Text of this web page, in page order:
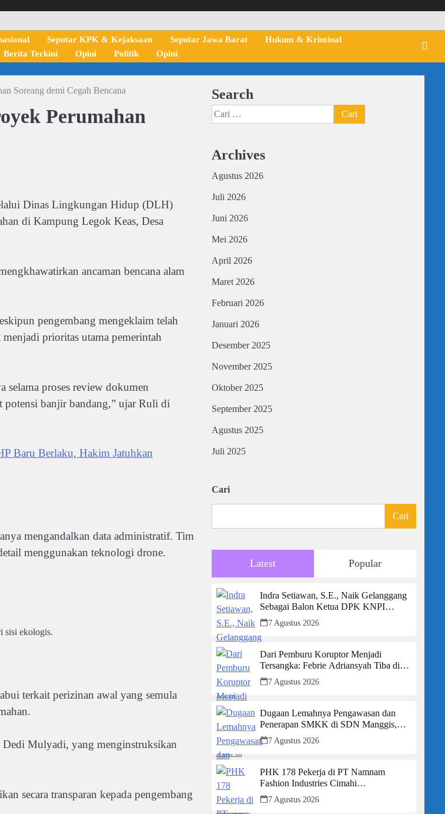
Seputar KPK & Kejaksaan Seputar Jawa Barat
Hukum & Kriminal
Berita Terkini Opini Politik Opini
Soreang demi Cegah Bencana
Perumahan
Dinas Lingkungan Hidup (DLH)
di Kampung Legok Keas, Desa
ancaman bencana alam
pengembang mengeklaim telah
prioritas utama pemerintah
selama proses review dokumen
potensi banjir bandang,” ujar Ruli di
Baru Berlaku, Hakim Jatuhkan
mengandalkan data administratif. Tim
menggunakan teknologi drone.
sisi ekologis.
terkait perizinan awal yang semula
Mulyadi, yang menginstruksikan
secara transparan kepada pengembang
Search
Cari
untuk:
Archives
Agustus 2026
Juli 2026
Juni 2026
Mei 2026
April 2026
Maret 2026
Februari 2026
Januari 2026
Desember 2025
November 2025
Oktober 2025
September 2025
Agustus 2025
Juli 2025
Cari
Cari
Latest Popular
Indra Setiawan, S.E., Naik Gelanggang
Sebagai Balon Ketua DPK KNPI
Kecamatan Ciambar
7 Agustus 2026
Dari Pemburu Koruptor Menjadi
Tersangka: Febrie Adriansyah Tiba di
Kejagung Berborgol, Bawa Map Biru
dan Senyum Penuh Teka-teki
7 Agustus 2026
Dugaan Lemahnya Pengawasan dan
Penerapan SMKK di SDN Manggis,
Ketua Komisi IV “Kami Tidak Akan
Segan Menindak”
7 Agustus 2026
PHK 178 Pekerja di PT Namnam
Fashion Industries Cimahi
Dipertanyakan: Perusahaan Klaim Rugi,
Laporan Keuangan Justru Tunjukkan
7 Agustus 2026